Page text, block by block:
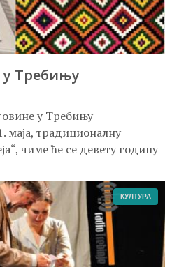
у Требињу
у Требињу
маја, традиционалну
чиме ће се девету годину
КУЛТУРА